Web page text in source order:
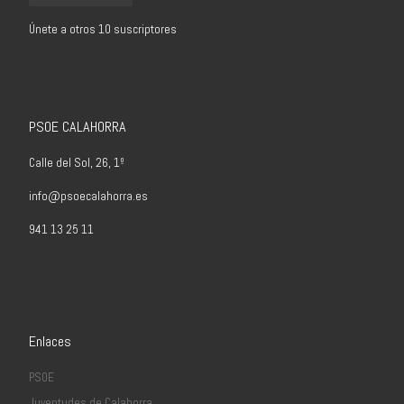
Únete a otros 10 suscriptores
PSOE CALAHORRA
Calle del Sol, 26, 1º
info@psoecalahorra.es
941 13 25 11
Enlaces
PSOE